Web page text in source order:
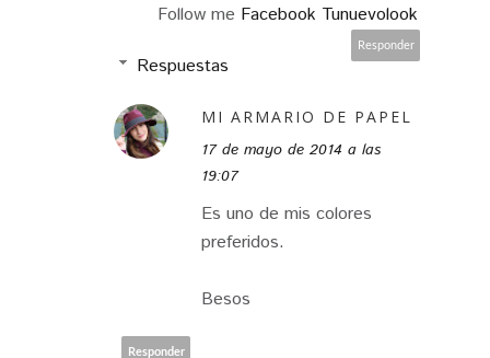
Follow me Facebook Tunuevolook
Responder
Respuestas
MI ARMARIO DE PAPEL
17 de mayo de 2014 a las
19:07
Es uno de mis colores
preferidos.
Besos
Responder